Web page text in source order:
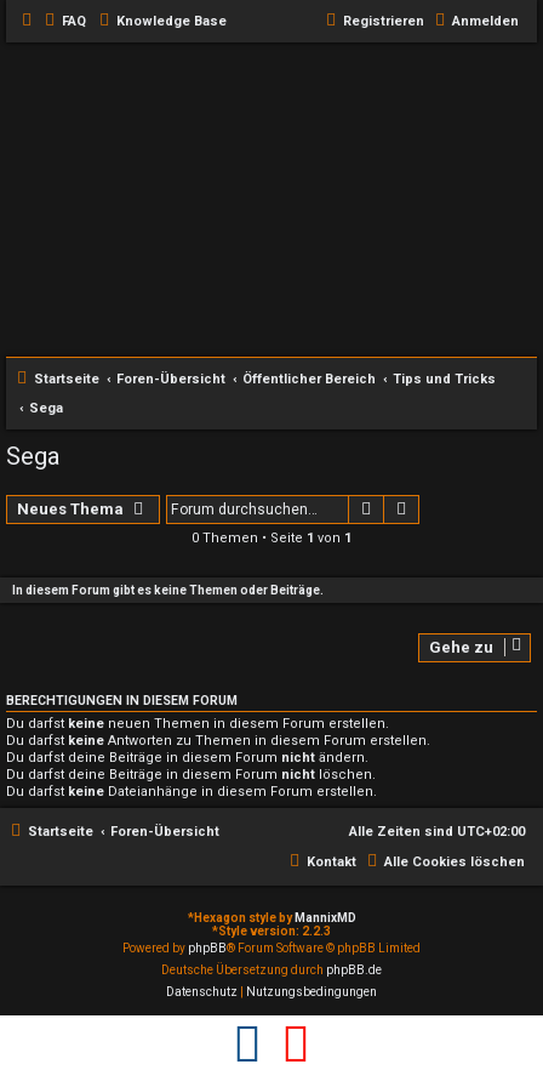
FAQ Knowledge Base Anmelden
Registrieren
Startseite Foren-Übersicht Öffentlicher Bereich
Tips und Tricks
Sega
Sega
Neues Thema Suche
0 Themen • Seite 1 von 1
In diesem Forum gibt es keine Themen oder Beiträge.
Gehe zu
BERECHTIGUNGEN IN DIESEM FORUM
Du darfst keine neuen Themen in diesem Forum erstellen.
Du darfst keine Antworten zu Themen in diesem Forum erstellen.
Du darfst deine Beiträge in diesem Forum nicht ändern.
Du darfst deine Beiträge in diesem Forum nicht löschen.
Du darfst keine Dateianhänge in diesem Forum erstellen.
Startseite Foren-Übersicht Alle Zeiten sind UTC+02:00
Alle Cookies löschen
Kontakt
*Hexagon style by MannixMD
*Style version: 2.2.3
Powered by phpBB® Forum Software © phpBB Limited
Deutsche Übersetzung durch phpBB.de
Datenschutz
Nutzungsbedingungen